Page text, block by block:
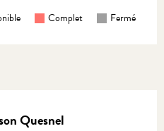
Complet Fermé
Quesnel